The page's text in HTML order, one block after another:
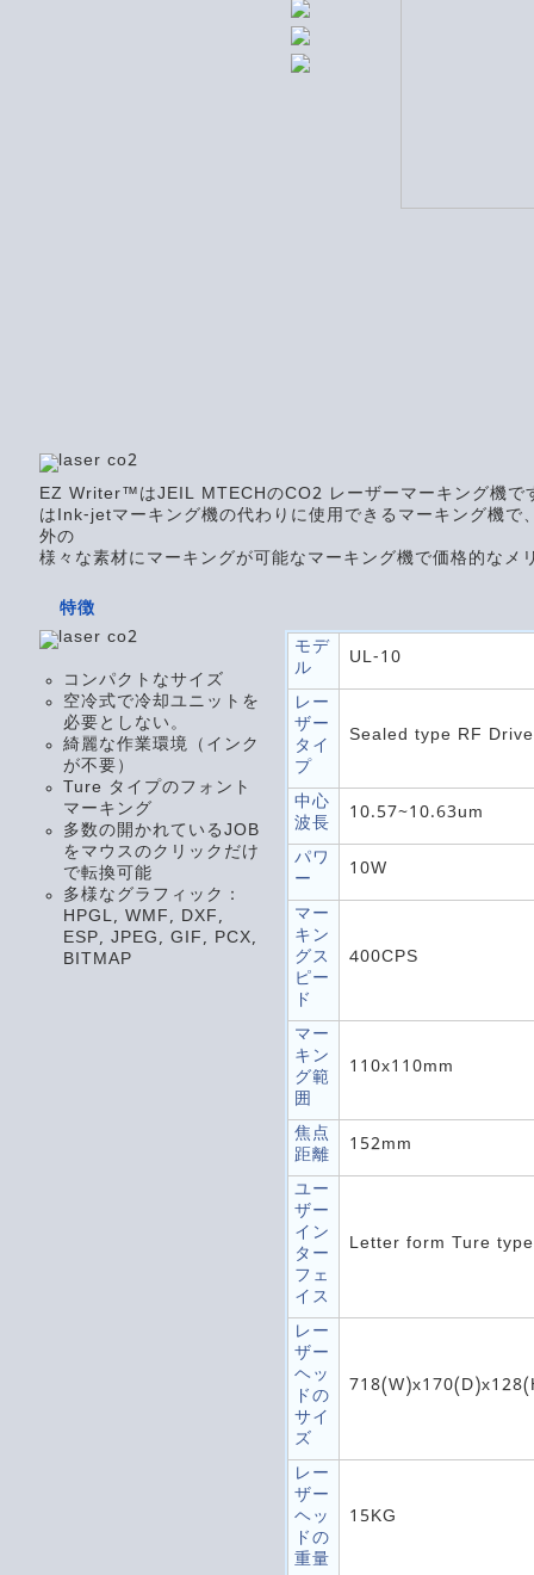
EZ Writer™はJEIL MTECHのCO2 レーザーマーキング機で
はInk-jetマーキング機の代わりに使用できるマーキング機で
外の
様々な素材にマーキングが可能なマーキング機で価格的なメ
特徴
コンパクトなサイズ
空冷式で冷却ユニットを
必要としない。
綺麗な作業環境（インク
が不要）
Ture タイプのフォント
マーキング
多数の開かれているJOB
をマウスのクリックだけ
で転換可能
多様なグラフィック：
HPGL, WMF, DXF,
ESP, JPEG, GIF, PCX,
BITMAP
モデ
ル
UL-10
レー
ザー
タイ
プ
Sealed type RF
中心
波長
10.57~10.63um
パワ
ー
10W
マー
キン
グス
ピー
ド
400CPS
マー
キン
グ範
囲
110x110mm
焦点
距離
152mm
ユー
ザー
イン
ター
フェ
イス
Letter form Ture
レー
ザー
ヘッ
ドの
サイ
ズ
レー
ザー
ヘッ
ドの
重量
15KG